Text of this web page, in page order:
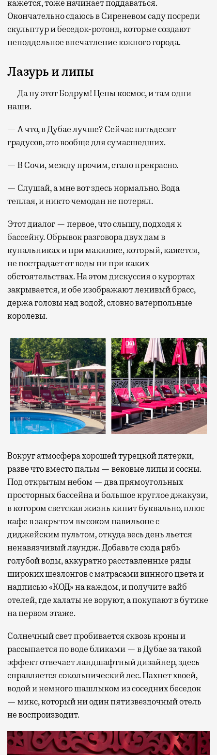
кажется, тоже начинает поддаваться.
Окончательно сдаюсь в Сиреневом саду посреди
скульптур и беседок-ротонд, которые создают
неподдельное впечатление южного города.
Лазурь и липы
— Да ну этот Бодрум! Цены космос, и там одни
наши.
— А что, в Дубае лучше? Сейчас пятьдесят
градусов, это вообще для сумасшедших.
— В Сочи, между прочим, стало прекрасно.
— Слушай, а мне вот здесь нормально. Вода
теплая, и никто чемодан не потерял.
Этот диалог — первое, что слышу, подходя к
бассейну. Обрывок разговора двух дам в
купальниках и при макияже, который, кажется,
не пострадает от воды ни при каких
обстоятельствах. На этом дискуссия о курортах
закрывается, и обе изображают ленивый брасс,
держа головы над водой, словно ватерпольные
королевы.
Вокруг атмосфера хорошей турецкой пятерки,
разве что вместо пальм — вековые липы и сосны.
Под открытым небом — два прямоугольных
просторных бассейна и большое круглое джакузи,
в котором светская жизнь кипит буквально, плюс
кафе в закрытом высоком павильоне с
диджейским пультом, откуда весь день льется
ненавязчивый лаундж. Добавьте сюда рябь
голубой воды, аккуратно расставленные ряды
широких шезлонгов с матрасами винного цвета и
надписью «КОД» на каждом, и получите вайб
отелей, где халаты не воруют, а покупают в бутике
на первом этаже.
Солнечный свет пробивается сквозь кроны и
рассыпается по воде бликами — в Дубае за такой
эффект отвечает ландшафтный дизайнер, здесь
справляется сокольнический лес. Пахнет хвоей,
водой и немного шашлыком из соседних беседок
— микс, который ни один пятизвездочный отель
не воспроизводит.